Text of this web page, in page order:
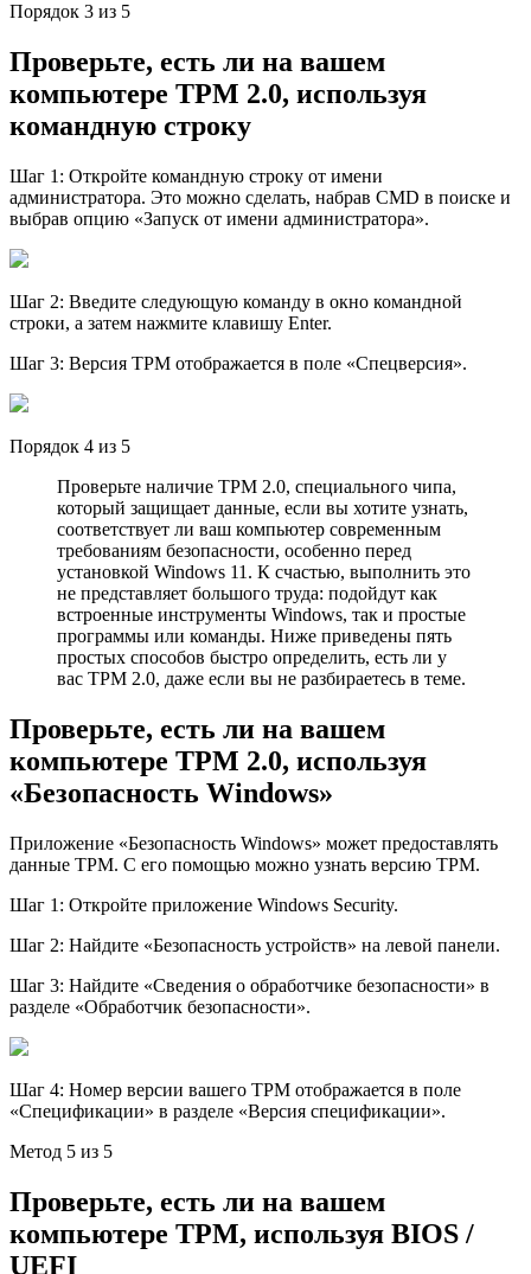
Порядок 3 из 5
Проверьте, есть ли на вашем
компьютере TPM 2.0, используя
командную строку
Шаг 1: Откройте командную строку от имени
администратора. Это можно сделать, набрав CMD в поиске и
выбрав опцию «Запуск от имени администратора».
Шаг 2: Введите следующую команду в окно командной
строки, а затем нажмите клавишу Enter.
Шаг 3: Версия TPM отображается в поле «Спецверсия».
Порядок 4 из 5
Проверьте наличие TPM 2.0, специального чипа,
который защищает данные, если вы хотите узнать,
соответствует ли ваш компьютер современным
требованиям безопасности, особенно перед
установкой Windows 11. К счастью, выполнить это
не представляет большого труда: подойдут как
встроенные инструменты Windows, так и простые
программы или команды. Ниже приведены пять
простых способов быстро определить, есть ли у
вас TPM 2.0, даже если вы не разбираетесь в теме.
Проверьте, есть ли на вашем
компьютере TPM 2.0, используя
«Безопасность Windows»
Приложение «Безопасность Windows» может предоставлять
данные TPM. С его помощью можно узнать версию TPM.
Шаг 1: Откройте приложение Windows Security.
Шаг 2: Найдите «Безопаcность устройств» на левой панели.
Шаг 3: Найдите «Сведения о обработчике безопасности» в
разделе «Обработчик безопасности».
Шаг 4: Номер версии вашего TPM отображается в поле
«Спецификации» в разделе «Версия спецификации».
Метод 5 из 5
Проверьте, есть ли на вашем
компьютере TPM, используя BIOS /
UEFI